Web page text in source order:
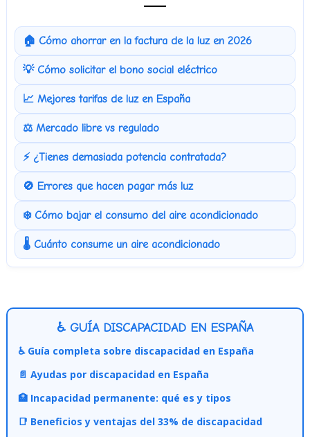
🏠 Cómo ahorrar en la factura de la luz en 2026
💡 Cómo solicitar el bono social eléctrico
📈 Mejores tarifas de luz en España
⚖️ Mercado libre vs regulado
⚡ ¿Tienes demasiada potencia contratada?
🚫 Errores que hacen pagar más luz
❄️ Cómo bajar el consumo del aire acondicionado
🌡️ Cuánto consume un aire acondicionado
♿ GUÍA DISCAPACIDAD EN ESPAÑA
♿ Guía completa sobre discapacidad en España
📄 Ayudas por discapacidad en España
🏥 Incapacidad permanente: qué es y tipos
📑 Beneficios y ventajas del 33% de discapacidad